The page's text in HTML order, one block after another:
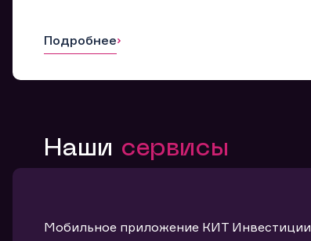
Подробнее
Наши сервисы
Мобильное приложение КИТ Инвестиции